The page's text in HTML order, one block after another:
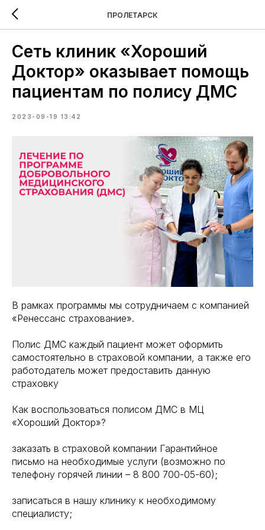
ПРОЛЕТАРСК
Сеть клиник «Хороший
Доктор» оказывает помощь
пациентам по полису ДМС
2023-09-19 13:42
В рамках программы мы сотрудничаем с компанией
«Ренессанс страхование».
Полис ДМС каждый пациент может оформить
самостоятельно в страховой компании, а также его
работодатель может предоставить данную
страховку
Как воспользоваться полисом ДМС в МЦ
«Хороший Доктор»?
заказать в страховой компании Гарантийное
письмо на необходимые услуги (возможно по
телефону горячей линии – 8 800 700-05-60);
записаться в нашу клинику к необходимому
специалисту;